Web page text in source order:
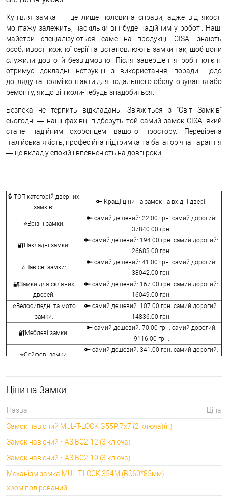
Купівля замка — це лише половина справи, адже від якості
монтажу залежить, наскільки він буде надійним у роботі. Наші
майстри спеціалізуються саме на продукції CISA, знають
особливості кожної серії та встановлюють замки так, щоб вони
служили довго й безвідмовно. Після завершення робіт клієнт
отримує докладні інструкції з використання, поради щодо
догляду та прямі контакти для подальшого обслуговування або
ремонту, якщо він коли-небудь знадобиться.
Безпека не терпить відкладань. Зв'яжіться з "Світ Замків"
сьогодні — наші фахівці підберуть той самий замок CISA, який
стане надійним охоронцем вашого простору. Перевірена
італійська якість, професійна підтримка та багаторічна гарантія
— це вклад у спокій і впевненість на довгі роки.
🔒 ТОП категорій дверних
замків:
🔑 Кращі ціни на замок на вхідні двері:
⭐Врізні замки:
🔑 самий дешевий: 22.00 грн. самий дорогий:
37840.00 грн.
🔐Накладні замки:
🔑 самий дешевий: 194.00 грн. самий дорогий:
26683.00 грн.
⭐Навісні замки:
🔑 самий дешевий: 41.00 грн. самий дорогий:
38042.00 грн.
🔐Замки для скляних
дверей:
🔑 самий дешевий: 167.00 грн. самий дорогий:
16049.00 грн.
⭐Велосипедні та мото
замки:
🔑 самий дешевий: 107.00 грн. самий дорогий:
14836.00 грн.
🔐Меблеві замки:
🔑 самий дешевий: 70.00 грн. самий дорогий:
9116.00 грн.
⭐Сейфові замки:
🔑 самий дешевий: 341.00 грн. самий дорогий:
🔐Кодові замки:
⭐Протипожежна
🔐Замки для ролетів:
🔑 самий дешевий: 600.00 грн. самий дорогий:
660.00 грн.
Ціни на Замки
Назва
Ціна
Замок навісний MUL-T-LOCK G55P 7x7 (2 ключа)(н)
Замок навісний ЧАЗ ВС2-12 (3 ключа)
Замок навісний ЧАЗ ВС2-10 (3 ключа)
Механізм замка MUL-T-LOCK 354M (BS60*85мм)
хром полірований